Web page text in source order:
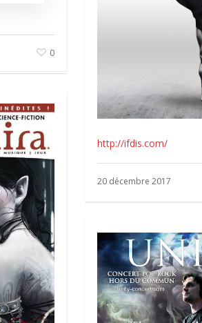
0
http://ifdis.com/
20 décembre 2017